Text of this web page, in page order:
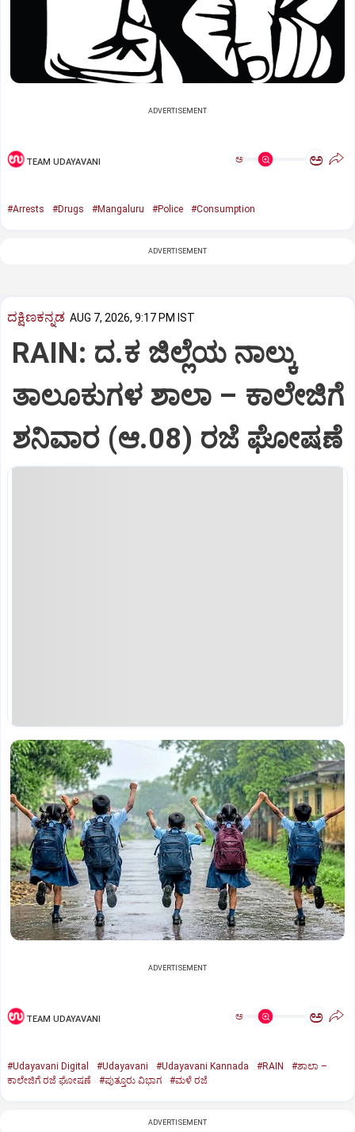
ADVERTISEMENT
TEAM UDAYAVANI ಅ ಅ
#Arrests #Drugs #Mangaluru #Police #Consumption
ADVERTISEMENT
ದಕ್ಷಿಣಕನ್ನಡ AUG 7, 2026, 9:17 PM IST
RAIN: ದ.ಕ ಜಿಲ್ಲೆಯ ನಾಲ್ಕು
ತಾಲೂಕುಗಳ ಶಾಲಾ – ಕಾಲೇಜಿಗೆ
ಶನಿವಾರ (ಆ.08) ರಜೆ ಘೋಷಣೆ
ADVERTISEMENT
TEAM UDAYAVANI ಅ ಅ
#Udayavani Digital #Udayavani #Udayavani Kannada #RAIN
#ಶಾಲಾ –
ಕಾಲೇಜಿಗೆ ರಜೆ ಘೋಷಣೆ
#ಪುತ್ತೂರು ವಿಭಾಗ #ಮಳೆ ರಜೆ
ADVERTISEMENT